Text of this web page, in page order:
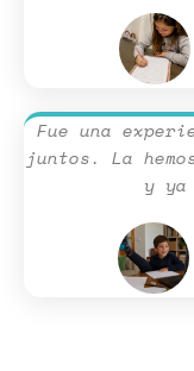
Fue una
juntos. La
y ya